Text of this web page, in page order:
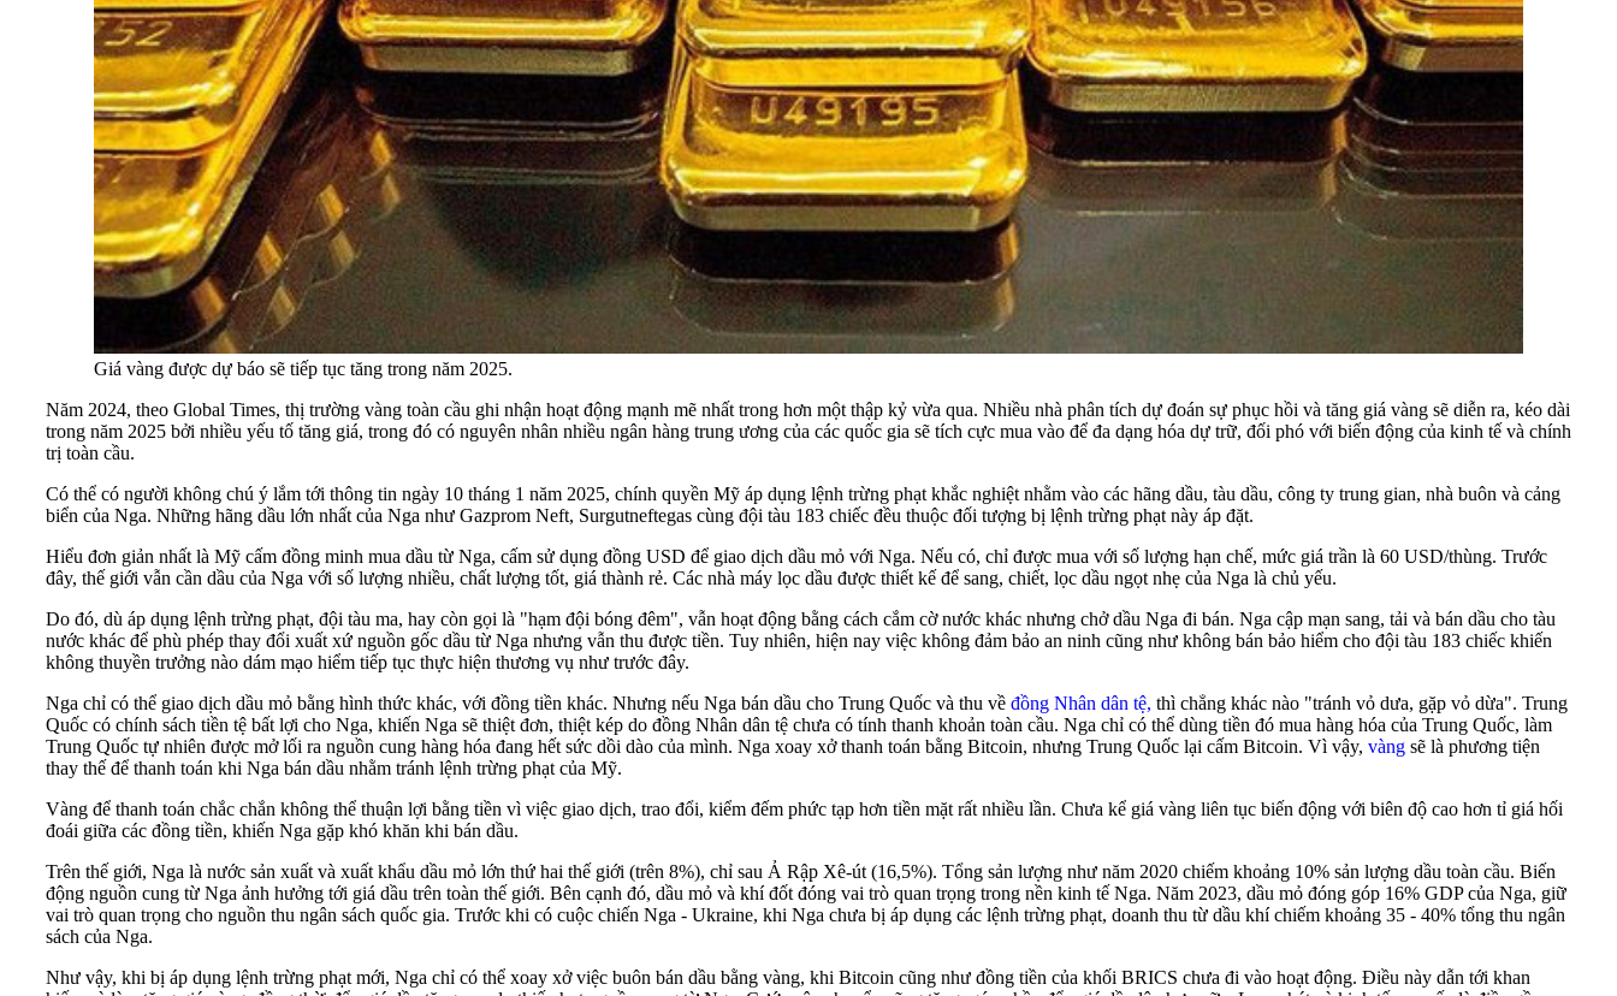
Giá vàng được dự báo sẽ tiếp tục tăng trong năm 2025.
Năm 2024, theo Global Times, thị trường vàng toàn cầu ghi nhận hoạt động mạnh mẽ nhất trong hơn một thập kỷ vừa qua. Nhiều nhà phân tích dự đoán sự phục hồi và tăng giá vàng sẽ diễn ra, kéo dài
trong năm 2025 bởi nhiều yếu tố tăng giá, trong đó có nguyên nhân nhiều ngân hàng trung ương của các quốc gia sẽ tích cực mua vào để đa dạng hóa dự trữ, đối phó với biến động của kinh tế và chính
trị toàn cầu.
Có thể có người không chú ý lắm tới thông tin ngày 10 tháng 1 năm 2025, chính quyền Mỹ áp dụng lệnh trừng phạt khắc nghiệt nhằm vào các hãng dầu, tàu dầu, công ty trung gian, nhà buôn và cảng
biển của Nga. Những hãng dầu lớn nhất của Nga như Gazprom Neft, Surgutneftegas cùng đội tàu 183 chiếc đều thuộc đối tượng bị lệnh trừng phạt này áp đặt.
Hiểu đơn giản nhất là Mỹ cấm đồng minh mua dầu từ Nga, cấm sử dụng đồng USD để giao dịch dầu mỏ với Nga. Nếu có, chỉ được mua với số lượng hạn chế, mức giá trần là 60 USD/thùng. Trước
đây, thế giới vẫn cần dầu của Nga với số lượng nhiều, chất lượng tốt, giá thành rẻ. Các nhà máy lọc dầu được thiết kế để sang, chiết, lọc dầu ngọt nhẹ của Nga là chủ yếu.
Do đó, dù áp dụng lệnh trừng phạt, đội tàu ma, hay còn gọi là "hạm đội bóng đêm", vẫn hoạt động bằng cách cắm cờ nước khác nhưng chở dầu Nga đi bán. Nga cập mạn sang, tải và bán dầu cho tàu
nước khác để phù phép thay đổi xuất xứ nguồn gốc dầu từ Nga nhưng vẫn thu được tiền. Tuy nhiên, hiện nay việc không đảm bảo an ninh cũng như không bán bảo hiểm cho đội tàu 183 chiếc khiến
không thuyền trưởng nào dám mạo hiểm tiếp tục thực hiện thương vụ như trước đây.
Nga chỉ có thể giao dịch dầu mỏ bằng hình thức khác, với đồng tiền khác. Nhưng nếu Nga bán dầu cho Trung Quốc và thu về đồng Nhân dân tệ, thì chẳng khác nào "tránh vỏ dưa, gặp vỏ dừa". Trung
Quốc có chính sách tiền tệ bất lợi cho Nga, khiến Nga sẽ thiệt đơn, thiệt kép do đồng Nhân dân tệ chưa có tính thanh khoản toàn cầu. Nga chỉ có thể dùng tiền đó mua hàng hóa của Trung Quốc, làm
Trung Quốc tự nhiên được mở lối ra nguồn cung hàng hóa đang hết sức dồi dào của mình. Nga xoay xở thanh toán bằng Bitcoin, nhưng Trung Quốc lại cấm Bitcoin. Vì vậy, vàng sẽ là phương tiện
thay thế để thanh toán khi Nga bán dầu nhằm tránh lệnh trừng phạt của Mỹ.
Vàng để thanh toán chắc chắn không thể thuận lợi bằng tiền vì việc giao dịch, trao đổi, kiểm đếm phức tạp hơn tiền mặt rất nhiều lần. Chưa kể giá vàng liên tục biến động với biên độ cao hơn tỉ giá hối
đoái giữa các đồng tiền, khiến Nga gặp khó khăn khi bán dầu.
Trên thế giới, Nga là nước sản xuất và xuất khẩu dầu mỏ lớn thứ hai thế giới (trên 8%), chỉ sau Ả Rập Xê-út (16,5%). Tổng sản lượng như năm 2020 chiếm khoảng 10% sản lượng dầu toàn cầu. Biến
động nguồn cung từ Nga ảnh hưởng tới giá dầu trên toàn thế giới. Bên cạnh đó, dầu mỏ và khí đốt đóng vai trò quan trọng trong nền kinh tế Nga. Năm 2023, dầu mỏ đóng góp 16% GDP của Nga, giữ
vai trò quan trọng cho nguồn thu ngân sách quốc gia. Trước khi có cuộc chiến Nga - Ukraine, khi Nga chưa bị áp dụng các lệnh trừng phạt, doanh thu từ dầu khí chiếm khoảng 35 - 40% tổng thu ngân
sách của Nga.
Như vậy, khi bị áp dụng lệnh trừng phạt mới, Nga chỉ có thể xoay xở việc buôn bán dầu bằng vàng, khi Bitcoin cũng như đồng tiền của khối BRICS chưa đi vào hoạt động. Điều này dẫn tới khan